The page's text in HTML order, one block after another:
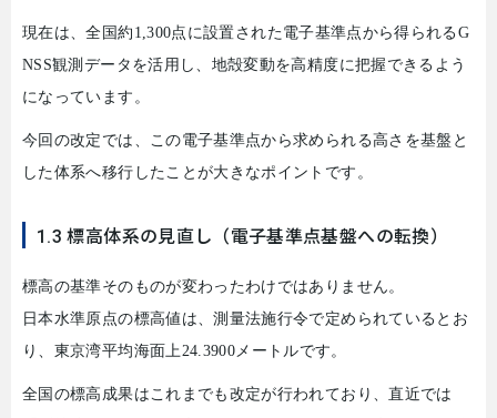
現在は、全国約 1,300点に設置された電子基準点から得られる G
NSS観測データを活用し、地殻変動を高精度に把握できるよう
になっています。
今回の改定では、この電子基準点から求められる高さを基盤と
した体系へ移行したことが大きなポイントです。
1.3 標高体系の見直し（電子基準点基盤への転換）
標高の基準そのものが変わったわけではありません。
日本水準原点の標高値は、測量法施行令で定められているとお
り、東京湾平均海面上24.3900メートルです。
全国の標高成果はこれまでも改定が行われており、直近では